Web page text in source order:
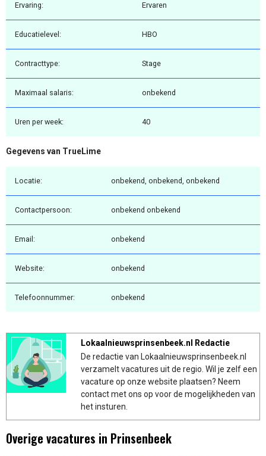
Ervaring: Ervaren
Educatielevel: HBO
Contracttype: Stage
Maximaal salaris: onbekend
Uren per week: 40
Gegevens van TrueLime
Locatie: onbekend, onbekend, onbekend
Contactpersoon: onbekend onbekend
Email: onbekend
Website: onbekend
Telefoonnummer: onbekend
Lokaalnieuwsprinsenbeek.nl Redactie
De redactie van Lokaalnieuwsprinsenbeek.nl
verzamelt vacatures uit de regio. Wil je zelf een
vacature op onze website plaatsen? Neem
contact met ons op voor de mogelijkheden van
het insturen.
Overige vacatures in Prinsenbeek